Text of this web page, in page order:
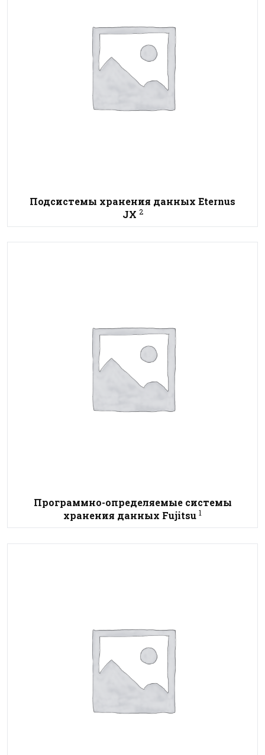
Подсистемы хранения данных Eternus
JX 2
Программно-определяемые системы
хранения данных Fujitsu 1